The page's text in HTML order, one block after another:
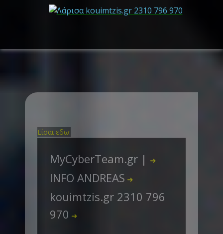
Είσαι εδω:
MyCyberTeam.gr | ➜
INFO ANDREAS ➜
kouimtzis.gr 2310 796
970 ➜